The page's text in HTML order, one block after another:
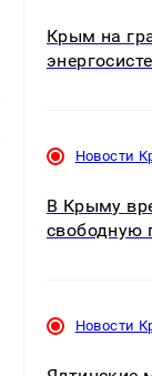
Крым на
Новости
В Крыму
свободную
Новости